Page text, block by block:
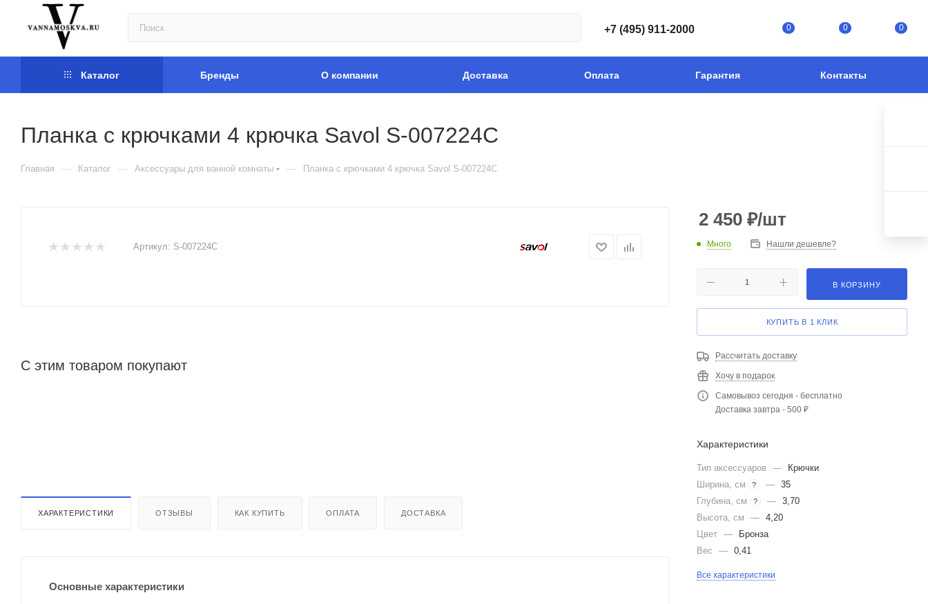
+7 (495) 911-2000 0 0 0
Каталог Бренды О компании Доставка Оплата Гарантия Контакты
Планка с крючками 4 крючка Savol S-007224C
Главная — Каталог — Аксессуары для ванной комнаты — Планка с крючками 4 крючка Savol S-007224C
Артикул: S-007224C
С этим товаром покупают
ХАРАКТЕРИСТИКИ ОТЗЫВЫ КАК КУПИТЬ ОПЛАТА ДОСТАВКА
Основные характеристики
2 450 ₽/шт
Много Нашли дешевле?
В КОРЗИНУ
КУПИТЬ В 1 КЛИК
Рассчитать доставку
Хочу в подарок
Самовывоз сегодня - бесплатно
Доставка завтра - 500 ₽
Характеристики
Тип аксессуаров —
Крючки
Ширина, см
? — 35
Глубина, см
? — 3,70
Высота, см
— 4,20
Цвет —
Бронза
Вес
— 0,41
Все характеристики